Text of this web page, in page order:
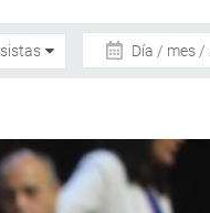
Día / mes /